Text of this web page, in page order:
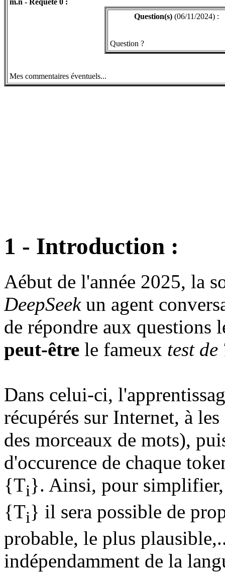
Question(s)(06/11/2024) :
Question ?
Mes commentaires éventuels...
1 - Introduction :
Aébut de l'année 2025, la
DeepSeekun agent
de répondre aux questions
peut-être le fameux test
Dans celui-ci,
récupérés sur Internet, à
des morceaux de mots),
d'occurence de chaque
{Ti}. Ainsi, pour
{Ti} il sera possible de
probable, le plus
indépendamment de la